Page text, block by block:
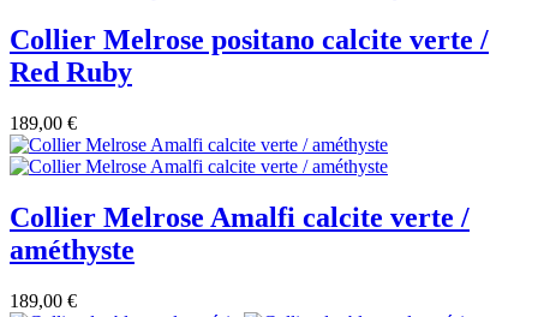
Collier Melrose positano calcite verte /
Red Ruby
189,00 €
Collier Melrose Amalfi calcite verte /
améthyste
189,00 €